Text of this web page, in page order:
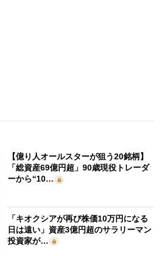
【億り人オールスターが狙う20銘柄】
「総資産69億円超」90歳現役トレーダ
ーから“10…
「キオクシアが再び株価10万円になる
日は遠い」資産3億円超のサラリーマン
投資家が…